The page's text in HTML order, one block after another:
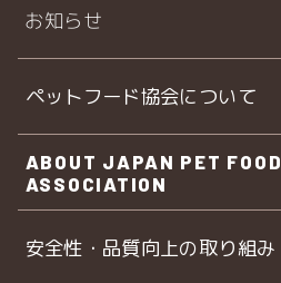
お知らせ
ペットフード協会について
ABOUT JAPAN PET FOOD
ASSOCIATION
安全性・品質向上の取り組み